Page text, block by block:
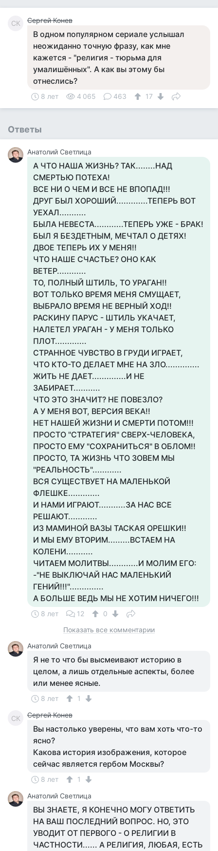
СК Сергей Конев
В одном популярном сериале услышал
неожиданно точную фразу, как мне
кажется - "религия - тюрьма для
умалишённых". А как вы этому бы
отнеслись?
8 лет 4 065 463 17
Ответы
Анатолий Светлица
А ЧТО НАША ЖИЗНЬ? ТАК........НАД
СМЕРТЬЮ ПОТЕХА!
ВСЕ НИ О ЧЕМ И ВСЕ НЕ ВПОПАД!!!
ДРУГ БЫЛ ХОРОШИЙ.............ТЕПЕРЬ ВОТ
УЕХАЛ...........
БЫЛА НЕВЕСТА............ТЕПЕРЬ УЖЕ - БРАК!
БЫЛ Я БЕЗДЕТНЫМ, МЕЧТАЛ О ДЕТЯХ!
ДВОЕ ТЕПЕРЬ ИХ У МЕНЯ!!
ЧТО НАШЕ СЧАСТЬЕ? ОНО КАК
ВЕТЕР............
ТО, ПОЛНЫЙ ШТИЛЬ, ТО УРАГАН!!
ВОТ ТОЛЬКО ВРЕМЯ МЕНЯ СМУЩАЕТ,
ВЫБРАЛО ВРЕМЯ НЕ ВЕРНЫЙ ХОД!!
РАСКИНУ ПАРУС - ШТИЛЬ УКАЧАЕТ,
НАЛЕТЕЛ УРАГАН - У МЕНЯ ТОЛЬКО
ПЛОТ.............
СТРАННОЕ ЧУВСТВО В ГРУДИ ИГРАЕТ,
ЧТО КТО-ТО ДЕЛАЕТ МНЕ НА ЗЛО..............
ЖИТЬ НЕ ДАЕТ..............И НЕ
ЗАБИРАЕТ...........
ЧТО ЭТО ЗНАЧИТ? НЕ ПОВЕЗЛО?
А У МЕНЯ ВОТ, ВЕРСИЯ ВЕКА!!
НЕТ НАШЕЙ ЖИЗНИ И СМЕРТИ ПОТОМ!!!
ПРОСТО "СТРАТЕГИЯ" СВЕРХ-ЧЕЛОВЕКА,
ПРОСТО ЕМУ "СОХРАНИТЬСЯ" В ОБЛОМ!!
ПРОСТО, ТА ЖИЗНЬ ЧТО ЗОВЕМ МЫ
"РЕАЛЬНОСТЬ"............
ВСЯ СУЩЕСТВУЕТ НА МАЛЕНЬКОЙ
ФЛЕШКЕ.............
И НАМИ ИГРАЮТ...........ЗА НАС ВСЕ
РЕШАЮТ............
ИЗ МАМИНОЙ ВАЗЫ ТАСКАЯ ОРЕШКИ!!
И МЫ ЕМУ ВТОРИМ.........ВСТАЕМ НА
КОЛЕНИ...........
ЧИТАЕМ МОЛИТВЫ............И МОЛИМ ЕГО:
-"НЕ ВЫКЛЮЧАЙ НАС МАЛЕНЬКИЙ
ГЕНИЙ!!!"..............
А БОЛЬШЕ ВЕДЬ МЫ НЕ ХОТИМ НИЧЕГО!!!
8 лет 12
0
Показать все комментарии
Анатолий Светлица
Я не то что бы высмеивают историю в
целом, а лишь отдельные аспекты, более
или менее ясные.
8 лет 1
СК Сергей Конев
Вы настолько уверены, что вам хоть что-то
ясно?
Какова история изображения, которое
сейчас является гербом Москвы?
8 лет
1
Анатолий Светлица
ВЫ ЗНАЕТЕ, Я КОНЕЧНО МОГУ ОТВЕТИТЬ
НА ВАШ ПОСЛЕДНИЙ ВОПРОС. НО, ЭТО
УВОДИТ ОТ ПЕРВОГО - О РЕЛИГИИ В
ЧАСТНОСТИ...... А РЕЛИГИЯ, ЛЮБАЯ, ЕСТЬ